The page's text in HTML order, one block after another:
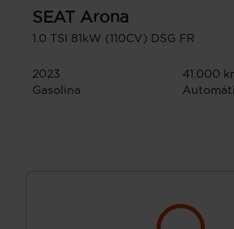
SEAT Arona
1.0 TSI 81kW (110CV) DSG FR
2023
41.000
Gasolina